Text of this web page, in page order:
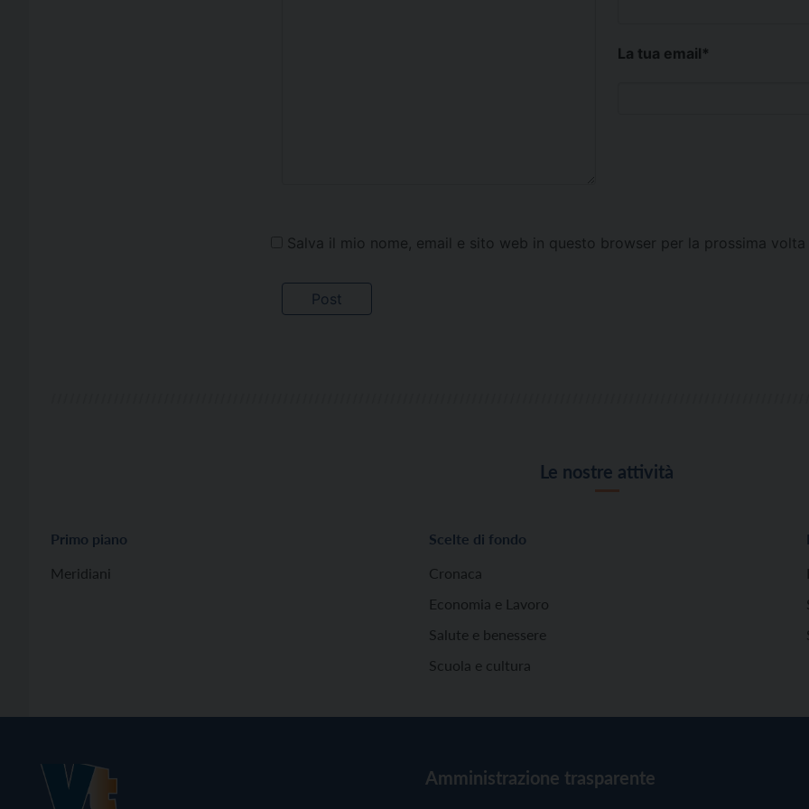
La tua email*
Salva il mio nome, email e sito web in questo browser per la prossima
Le nostre attività
Primo piano
Meridiani
Scelte di fondo
Cronaca
Economia e Lavoro
Salute e benessere
Scuola e cultura
Amministrazione trasparente